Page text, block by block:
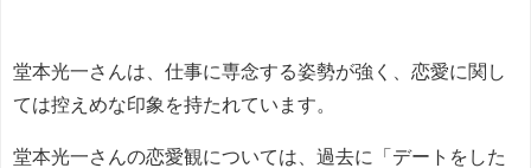
堂本光一さんは、仕事に専念する姿勢が強く、恋愛に関し
ては控えめな印象を持たれています。
堂本光一さんの恋愛観については、過去に「デートをした